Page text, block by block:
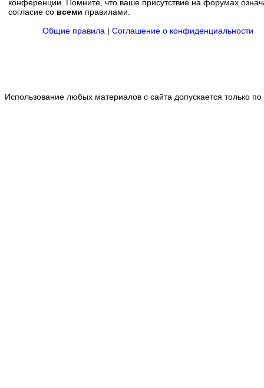
конференции. Помните, что ваше присутствие на форумах
согласие со всеми правилами.
Общие правила | Соглашение о конфиденциальности
Использование любых материалов с сайта допускается только